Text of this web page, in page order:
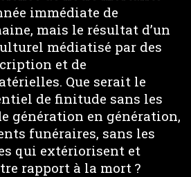
immédiate de
mais le résultat d’un
médiatisé par des
et de
Que serait le
de finitude sans les
génération en génération,
funéraires, sans les
qui extériorisent et
rapport à la mort ?